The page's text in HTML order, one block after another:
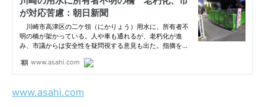
www.asahi.com